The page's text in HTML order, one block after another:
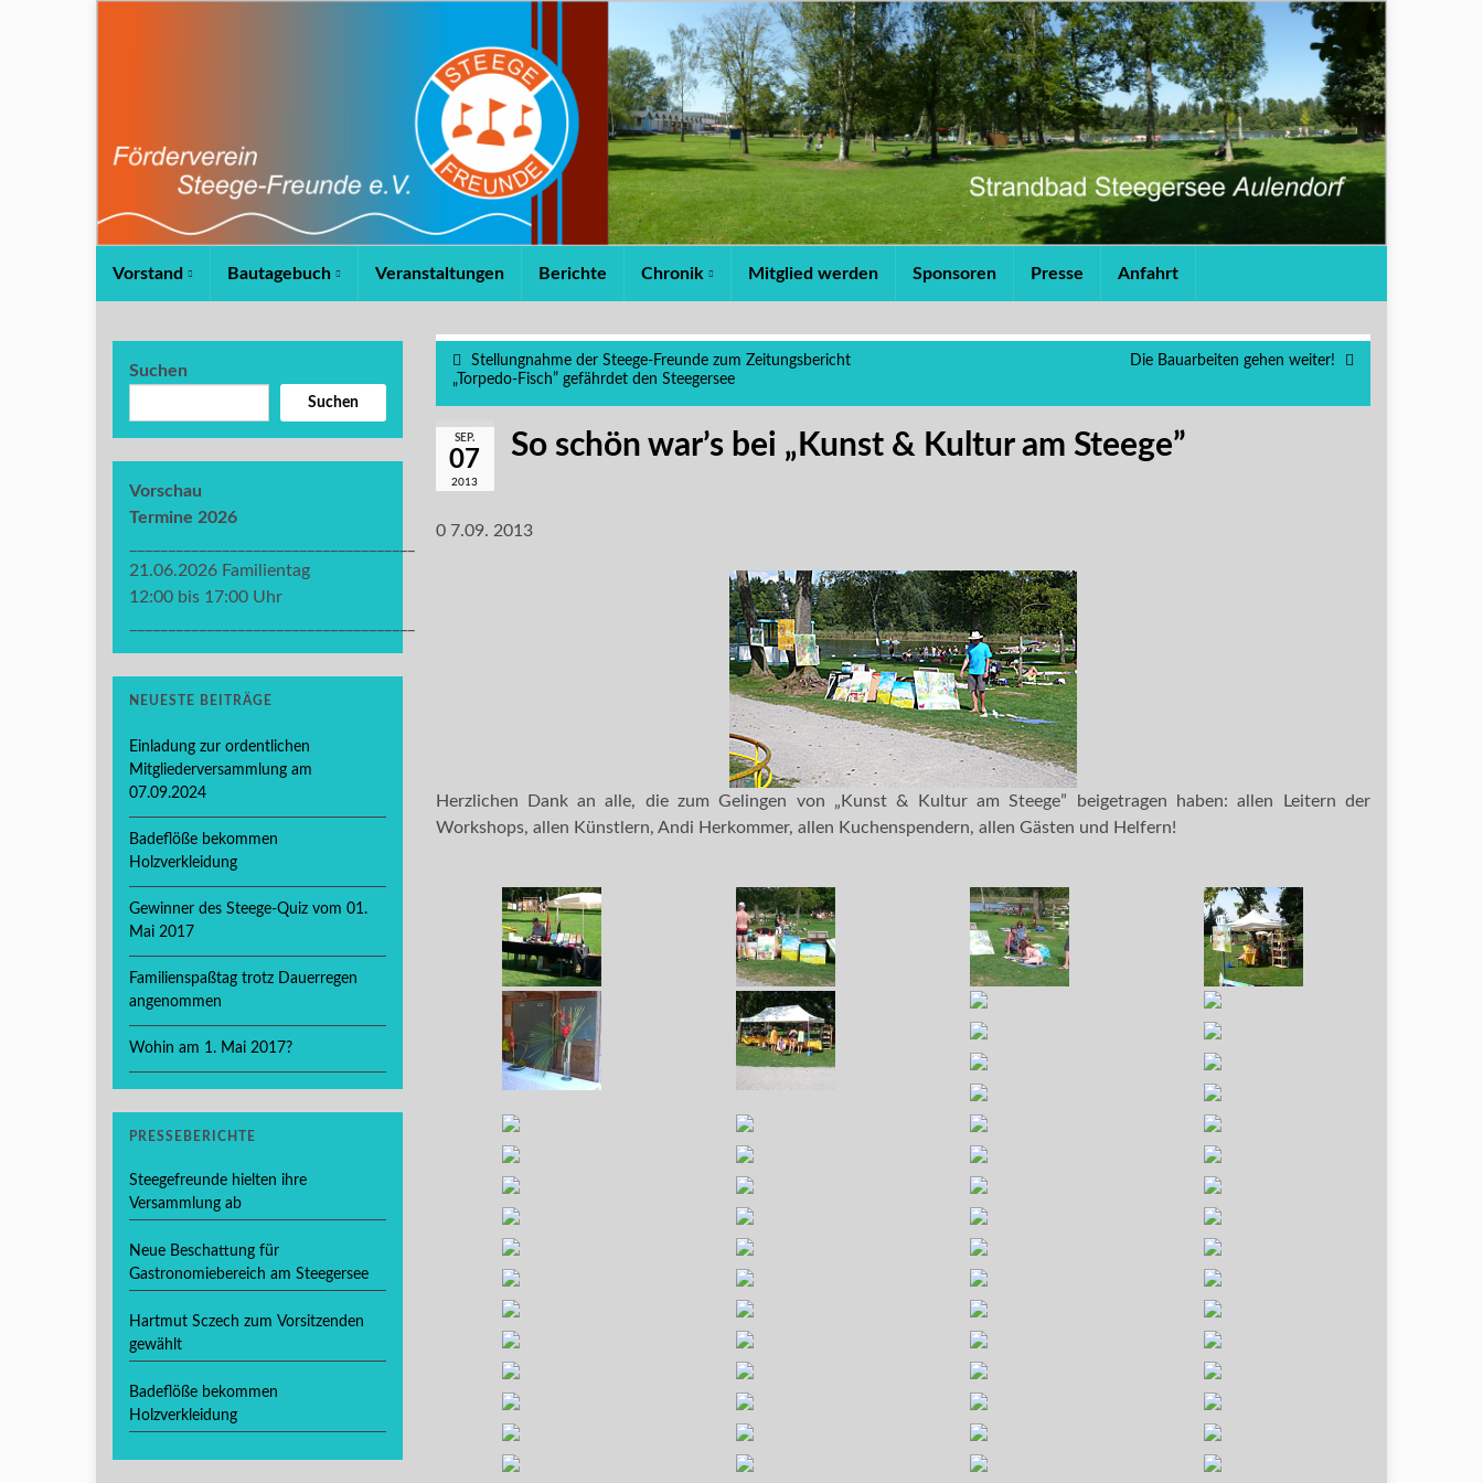
Vorstand Bautagebuch Veranstaltungen Berichte Chronik Mitglied werden Sponsoren Presse Anfahrt
Stellungnahme der Steege-Freunde zum Zeitungsbericht
„Torpedo-Fisch” gefährdet den Steegersee
Die Bauarbeiten gehen weiter!
SEP.
07
2013
So schön war’s bei „Kunst & Kultur am Steege”
0 7.09. 2013
Herzlichen Dank an alle, die zum Gelingen von „Kunst & Kultur am Steege” beigetragen haben: allen Leitern der
Workshops, allen Künstlern, Andi Herkommer, allen Kuchenspendern, allen Gästen und Helfern!
Suchen
Suchen
Vorschau
Termine 2026
21.06.2026 Familientag
12:00 bis 17:00 Uhr
NEUESTE BEITRÄGE
Einladung zur ordentlichen
Mitgliederversammlung am
07.09.2024
Badeflöße bekommen
Holzverkleidung
Gewinner des Steege-Quiz vom 01.
Mai 2017
Familienspaßtag trotz Dauerregen
angenommen
Wohin am 1. Mai 2017?
PRESSEBERICHTE
Steegefreunde hielten ihre
Versammlung ab
Neue Beschattung für
Gastronomiebereich am Steegersee
Hartmut Sczech zum Vorsitzenden
gewählt
Badeflöße bekommen
Holzverkleidung